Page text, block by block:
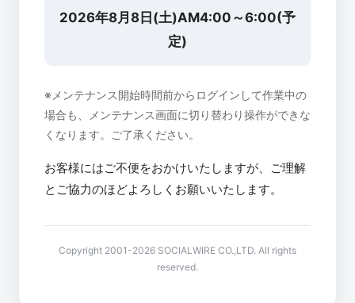
2026年8月8日(土)AM4:00～6:00(予
定)
※メンテナンス開始時間前からログインして作業中の
場合も、メンテナンス画面に切り替わり操作ができな
くなります。ご了承ください。
お客様にはご不便をおかけいたしますが、ご理解
とご協力のほどよろしくお願いいたします。
Copyright 2001-2026 SOCIALWIRE CO.,LTD. All rights
reserved.